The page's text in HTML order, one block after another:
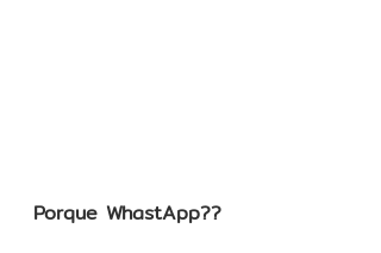
Porque WhastApp??